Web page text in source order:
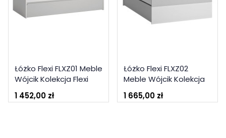
Łóżko Flexi FLXZ01 Meble
Wójcik Kolekcja Flexi
1 452,00 zł
Łóżko Flexi FLXZ02
Meble Wójcik Kolekcja
1 665,00 zł